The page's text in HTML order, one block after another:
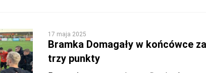
17 maja 2025
Bramka Domagały w końcówce
trzy punkty